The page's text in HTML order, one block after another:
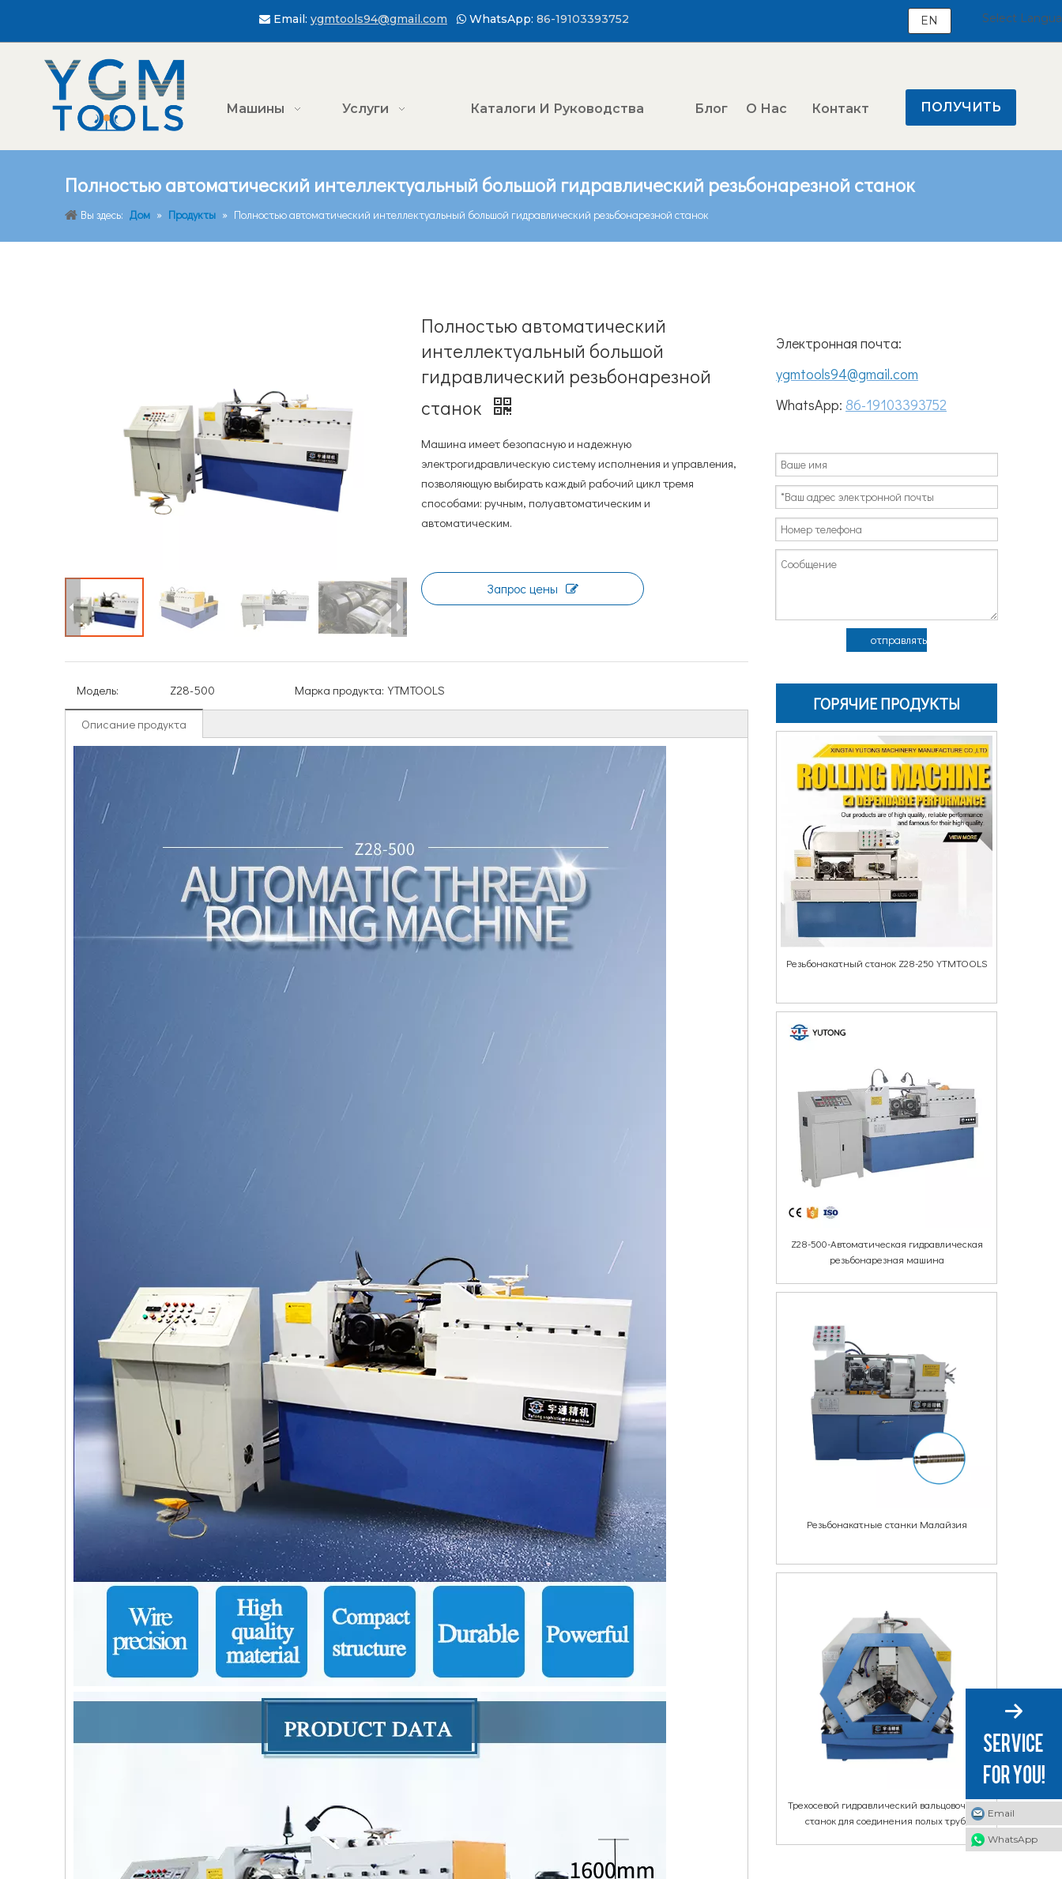
 Email: ygmtools94@gmail.com  WhatsApp: 86-19103393752 EN Select
Машины Услуги Каталоги И Руководства Блог О Нас Контакт ПОЛУЧИТЬ
Полностью автоматический интеллектуальный большой гидравлический резьбонарезной станок
Вы здесь: Дом » Продукты » Полностью автоматический интеллектуальный большой гидравлический резьбонарезной станок
Полностью автоматический
интеллектуальный большой
гидравлический резьбонарезной
станок
Машина имеет безопасную и надежную
электрогидравлическую систему исполнения и управления,
позволяющую выбирать каждый рабочий цикл тремя
способами: ручным, полуавтоматическим и
автоматическим.
Запрос цены
Модель: Z28-500 Марка продукта: YTMTOOLS
Описание продукта
Электронная почта:
ygmtools94@gmail.com
WhatsApp: 86-19103393752
отправлять
ГОРЯЧИЕ ПРОДУКТЫ
Резьбонакатный станок Z28-250 YTMTOOLS
Z28-500-Автоматическая гидравлическая
резьбонарезная машина
Резьбонакатные станки Малайзия
Трехосевой гидравлический вальцовочный
станок для соединения полых труб,
Email
WhatsApp